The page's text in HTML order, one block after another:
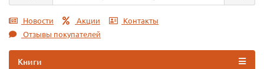
Новости Акции
Контакты
Отзывы покупателей
Книги